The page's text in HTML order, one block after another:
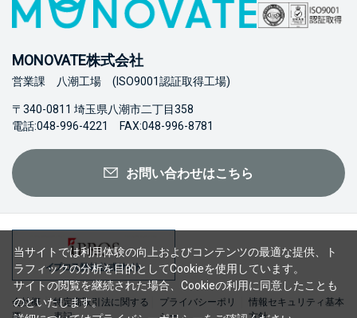
MONOVATE株式会社
営業課 八潮工場 (ISO9001認証取得工場)
〒340-0811 埼玉県八潮市二丁目358
電話:048-996-4221 FAX:048-996-8781
お問い合わせはこちら
会社概
特定商取引法に関する
プライバシーポリ
情報セキュリティ基本
当サイトでは利用体験の向上およびコンテンツの最適な提供、ト
ラフィックの分析を目的としてCookieを使用しています。
サイトの閲覧を継続された場合、Cookieの利用に同意したことも
のといたします。